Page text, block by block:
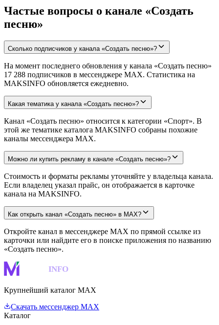
Частые вопросы о канале «Создать
песню»
Сколько подписчиков у канала «Создать песню»?
На момент последнего обновления у канала «Создать песню»
17 288 подписчиков в мессенджере MAX. Статистика на
MAKSINFO обновляется ежедневно.
Какая тематика у канала «Создать песню»?
Канал «Создать песню» относится к категории «Спорт». В
этой же тематике каталога MAKSINFO собраны похожие
каналы мессенджера MAX.
Можно ли купить рекламу в канале «Создать песню»?
Стоимость и форматы рекламы уточняйте у владельца канала.
Если владелец указал прайс, он отображается в карточке
канала на MAKSINFO.
Как открыть канал «Создать песню» в MAX?
Откройте канал в мессенджере MAX по прямой ссылке из
карточки или найдите его в поиске приложения по названию
«Создать песню».
INFO
Крупнейший каталог MAX
Скачать мессенджер MAX
Каталог